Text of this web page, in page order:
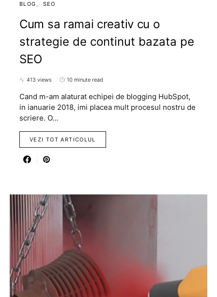
BLOG SEO
Cum sa ramai creativ cu o
strategie de continut bazata pe
SEO
413 views 10 minute read
Cand m-am alaturat echipei de blogging HubSpot,
in ianuarie 2018, imi placea mult procesul nostru de
scriere. O…
VEZI TOT ARTICOLUL